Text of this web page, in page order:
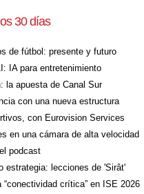
30 días
de fútbol: presente y futuro
IA para entretenimiento
la apuesta de Canal Sur
con una nueva estructura
con Eurovision Services
en una cámara de alta velocidad
podcast
estrategia: lecciones de 'Sirât'
crítica” en ISE 2026